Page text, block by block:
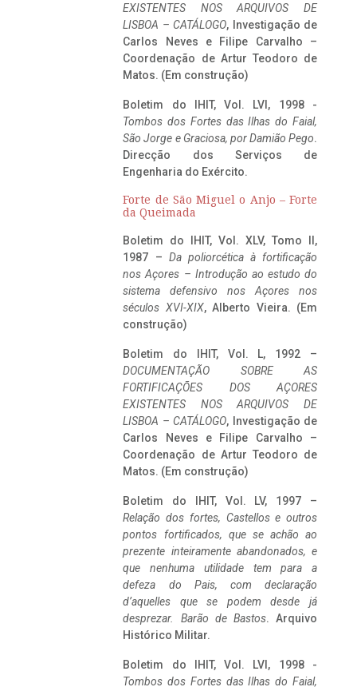
EXISTENTES NOS ARQUIVOS DE
LISBOA – CATÁLOGO, Investigação de
Carlos Neves e Filipe Carvalho –
Coordenação de Artur Teodoro de
Matos. (Em construção)
Boletim do IHIT, Vol. LVI, 1998 -
Tombos dos Fortes das Ilhas do Faial,
São Jorge e Graciosa, por Damião Pego.
Direcção dos Serviços de
Engenharia do Exército.
Forte de São Miguel o Anjo – Forte
da Queimada
Boletim do IHIT, Vol. XLV, Tomo II,
1987 – Da poliorcética à fortificação
nos Açores – Introdução ao estudo do
sistema defensivo nos Açores nos
séculos XVI-XIX, Alberto Vieira. (Em
construção)
Boletim do IHIT, Vol. L, 1992 –
DOCUMENTAÇÃO SOBRE AS
FORTIFICAÇÕES DOS AÇORES
EXISTENTES NOS ARQUIVOS DE
LISBOA – CATÁLOGO, Investigação de
Carlos Neves e Filipe Carvalho –
Coordenação de Artur Teodoro de
Matos. (Em construção)
Boletim do IHIT, Vol. LV, 1997 –
Relação dos fortes, Castellos e outros
pontos fortificados, que se achão ao
prezente inteiramente abandonados, e
que nenhuma utilidade tem para a
defeza do Pais, com declaração
d’aquelles que se podem desde já
desprezar. Barão de Bastos. Arquivo
Histórico Militar.
Boletim do IHIT, Vol. LVI, 1998 -
Tombos dos Fortes das Ilhas do Faial,